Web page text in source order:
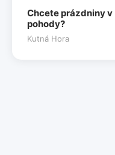
Chcete prázdniny v
pohody?
Kutná Hora